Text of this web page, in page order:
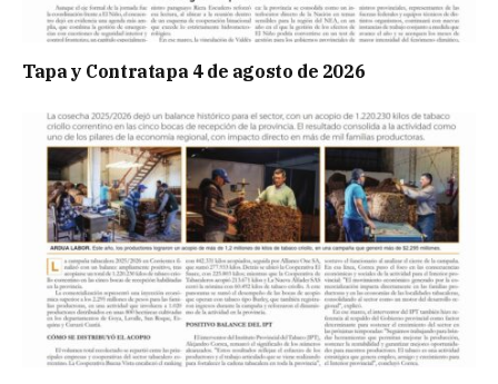
Tapa y Contratapa 4 de agosto de 2026